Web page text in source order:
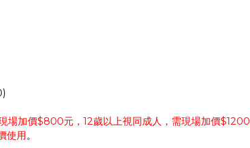
場加價$800元， 12歲以上視同成人，需現場加價$1200
使用 。